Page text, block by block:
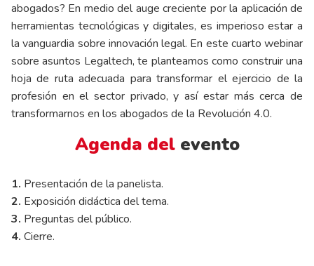
abogados? En medio del auge creciente por la aplicación de
herramientas tecnológicas y digitales, es imperioso estar a
la vanguardia sobre innovación legal. En este cuarto webinar
sobre asuntos Legaltech, te planteamos como construir una
hoja de ruta adecuada para transformar el ejercicio de la
profesión en el sector privado, y así estar más cerca de
transformarnos en los abogados de la Revolución 4.0.
Agenda del evento
1. Presentación de la panelista.
2. Exposición didáctica del tema.
3. Preguntas del público.
4. Cierre.